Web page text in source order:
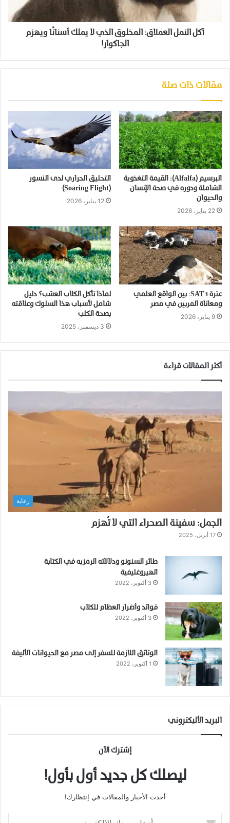
آكل النمل العملاق: المخلوق الذي لا يملك أسنانًا ويهزم
الجاكوار!
مقالات ذات صلة
البرسيم (Alfalfa): القيمة التغذوية
الشاملة ودوره في صحة الإنسان
والحيوان
22 يناير، 2026
التحليق الحراري لدى النسور
(Soaring Flight)
12 يناير، 2026
عترة SAT 1: بين الواقع العلمي
ومعاناة المربين في مصر
9 يناير، 2026
لماذا تأكل الكلاب العشب؟ دليل
شامل لأسباب هذا السلوك وعلاقته
بصحة الكلب
3 ديسمبر، 2025
أكثر المقالات قراءة
رعاية
الجمل: سفينة الصحراء التي لا تُهزم
17 أبريل، 2025
طائر السنونو ودلالاته الرمزيه في الكتابة
الهيروغليفية
3 أكتوبر، 2022
فوائد وأضرار العظام للكلاب
3 أكتوبر، 2022
الوثائق اللازمة للسفر إلى مصر مع الحيوانات الأليفة
1 أكتوبر، 2022
البريد الأليكتروني
إشترك الآن
ليصلك كل جديد أول بأول!
أحدث الأخبار والمقالات في إنتظارك!